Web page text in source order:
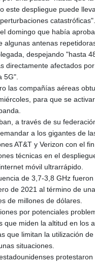
este despliegue puede
catastróficas".
domingo que había
algunas antenas
despejando "hasta
directamente afectados
5G".
las compañías aéreas
para que se
a través de su
a los gigantes de
AT&T y Verizon con el
técnicas en el
móvil ultrarrápido.
de 3,7-3,8 GHz
de 2021 al término de
de millones de dólares.
por potenciales
que miden la altitud en los
que limitan la utilización
situaciones.